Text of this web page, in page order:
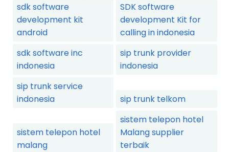
sdk software
development kit
android
SDK software
development Kit for
calling in indonesia
sdk software inc
indonesia
sip trunk provider
indonesia
sip trunk service
indonesia
sip trunk telkom
sistem telepon hotel
malang
sistem telepon hotel
Malang supplier
terbaik